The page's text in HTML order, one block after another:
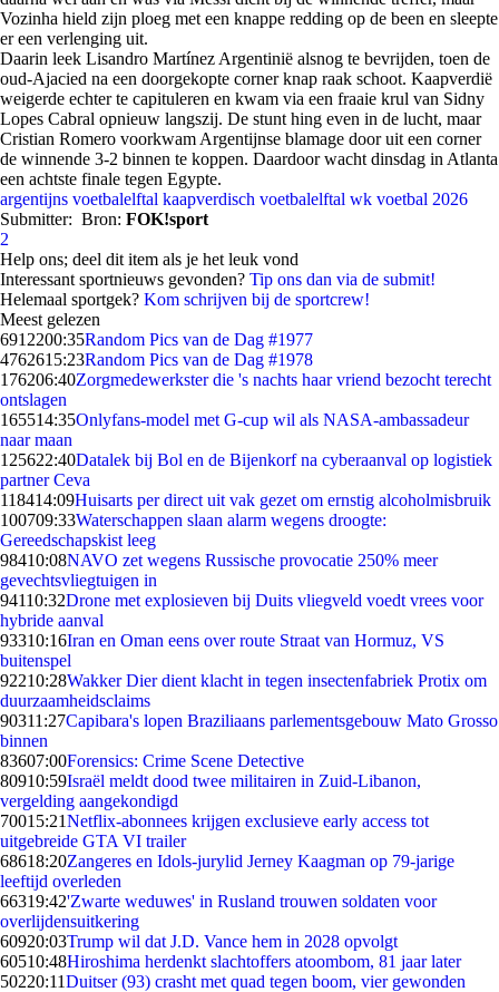
Vozinha hield zijn ploeg met een knappe redding op de been en sleepte
er een verlenging uit.
Daarin leek Lisandro Martínez Argentinië alsnog te bevrijden, toen de
oud-Ajacied na een doorgekopte corner knap raak schoot. Kaapverdië
weigerde echter te capituleren en kwam via een fraaie krul van Sidny
Lopes Cabral opnieuw langszij. De stunt hing even in de lucht, maar
Cristian Romero voorkwam Argentijnse blamage door uit een corner
de winnende 3-2 binnen te koppen. Daardoor wacht dinsdag in Atlanta
een achtste finale tegen Egypte.
argentijns voetbalelftal kaapverdisch voetbalelftal wk voetbal 2026
Submitter: Bron: FOK!sport
2
Help ons; deel dit item als je het leuk vond
Interessant sportnieuws gevonden? Tip ons dan via de submit!
Helemaal sportgek? Kom schrijven bij de sportcrew!
Meest gelezen
6912200:35Random Pics van de Dag #1977
4762615:23Random Pics van de Dag #1978
176206:40Zorgmedewerkster die 's nachts haar vriend bezocht terecht
ontslagen
165514:35Onlyfans-model met G-cup wil als NASA-ambassadeur
naar maan
125622:40Datalek bij Bol en de Bijenkorf na cyberaanval op logistiek
partner Ceva
118414:09Huisarts per direct uit vak gezet om ernstig alcoholmisbruik
100709:33Waterschappen slaan alarm wegens droogte:
Gereedschapskist leeg
98410:08NAVO zet wegens Russische provocatie 250% meer
gevechtsvliegtuigen in
94110:32Drone met explosieven bij Duits vliegveld voedt vrees voor
hybride aanval
93310:16Iran en Oman eens over route Straat van Hormuz, VS
buitenspel
92210:28Wakker Dier dient klacht in tegen insectenfabriek Protix om
duurzaamheidsclaims
90311:27Capibara's lopen Braziliaans parlementsgebouw Mato Grosso
binnen
83607:00Forensics: Crime Scene Detective
80910:59Israël meldt dood twee militairen in Zuid-Libanon,
vergelding aangekondigd
70015:21Netflix-abonnees krijgen exclusieve early access tot
uitgebreide GTA VI trailer
68618:20Zangeres en Idols-jurylid Jerney Kaagman op 79-jarige
leeftijd overleden
66319:42'Zwarte weduwes' in Rusland trouwen soldaten voor
overlijdensuitkering
60920:03Trump wil dat J.D. Vance hem in 2028 opvolgt
60510:48Hiroshima herdenkt slachtoffers atoombom, 81 jaar later
50220:11Duitser (93) crasht met quad tegen boom, vier gewonden